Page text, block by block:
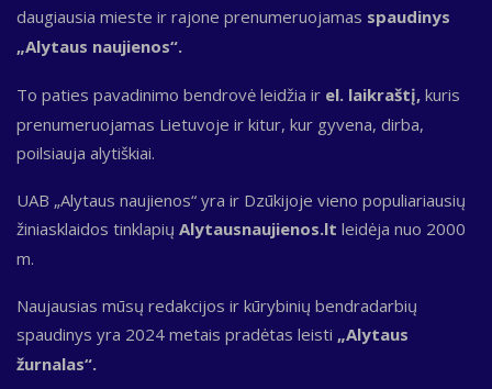
daugiausia mieste ir rajone prenumeruojamas spaudinys
„Alytaus naujienos“.
To paties pavadinimo bendrovė leidžia ir el. laikraštį, kuris
prenumeruojamas Lietuvoje ir kitur, kur gyvena, dirba,
poilsiauja alytiškiai.
UAB „Alytaus naujienos“ yra ir Dzūkijoje vieno populiariausių
žiniasklaidos tinklapių Alytausnaujienos.lt leidėja nuo 2000
m.
Naujausias mūsų redakcijos ir kūrybinių bendradarbių
spaudinys yra 2024 metais pradėtas leisti „Alytaus
žurnalas“.